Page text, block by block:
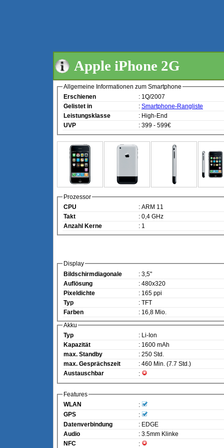
Apple iPhone 2G
Allgemeine Informationen zum Smartphone
Erschienen
: 1Q/2007
Gelistet in
: Smartphone-Rangliste
Leistungsklasse
: High-End
UVP
: 399 - 599€
Prozessor
CPU
: ARM 11
Takt
: 0,4 GHz
Anzahl Kerne
: 1
Display
Bildschirmdiagonale
: 3,5"
Auflösung
: 480x320
Pixeldichte
: 165 ppi
Typ
: TFT
Farben
: 16,8 Mio.
Akku
Typ
: Li-Ion
Kapazität
: 1600 mAh
max. Standby
: 250 Std.
max. Gesprächszeit
: 460 Min. (7.7 Std.)
Austauschbar
:
Features
WLAN
:
GPS
:
Datenverbindung
: EDGE
Audio
: 3.5mm Klinke
NFC
: